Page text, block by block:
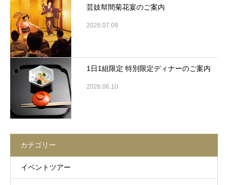
芸妓幇間菊花宴のご案内
2026.07.09
1日1組限定 特別限定ディナーのご案内
2026.06.10
カテゴリー
イベントツアー